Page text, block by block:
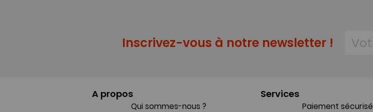
Inscrivez-vous à notre newsletter !
A propos
Qui sommes-nous ?
Services
Paiement sécurisé